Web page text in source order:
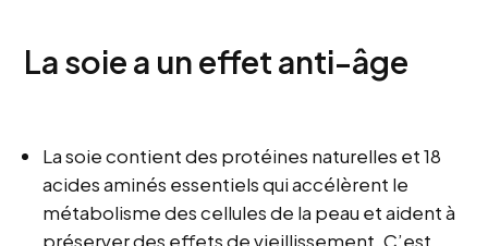
La soie a un effet anti-âge
La soie contient des protéines naturelles et 18
acides aminés essentiels qui accélèrent le
métabolisme des cellules de la peau et aident à
préserver des effets de vieillissement. C’est